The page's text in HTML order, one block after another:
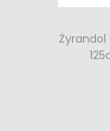
Żyrandol